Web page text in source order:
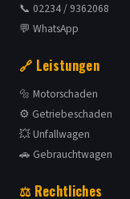
📞 02234 / 9362068
💬 WhatsApp
🔗 Leistungen
🔩 Motorschaden
⚙️ Getriebeschaden
💥 Unfallwagen
🚗 Gebrauchtwagen
⚖️ Rechtliches